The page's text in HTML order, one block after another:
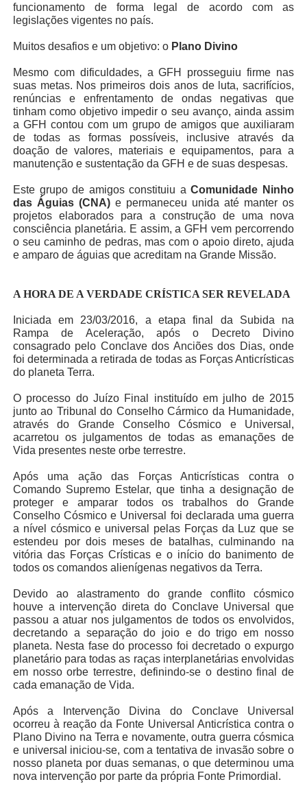
funcionamento de forma legal de acordo com as
legislações vigentes no país.
Muitos desafios e um objetivo: o Plano Divino
Mesmo com dificuldades, a GFH prosseguiu firme nas
suas metas. Nos primeiros dois anos de luta, sacrifícios,
renúncias e enfrentamento de ondas negativas que
tinham como objetivo impedir o seu avanço, ainda assim
a GFH contou com um grupo de amigos que auxiliaram
de todas as formas possíveis, inclusive através da
doação de valores, materiais e equipamentos, para a
manutenção e sustentação da GFH e de suas despesas.
Este grupo de amigos constituiu aComunidade Ninho
das Águias (CNA)e permaneceu unida até manter os
projetos elaborados para a construção de uma nova
consciência planetária. E assim, a GFH vem percorrendo
o seu caminho de pedras, mas com o apoio direto, ajuda
e amparo de águias que acreditam na Grande Missão.
A HORA DE A VERDADE CRÍSTICA SER REVELADA
Iniciada em 23/03/2016, a etapa final da Subida na
Rampa de Aceleração, após o Decreto Divino
consagrado pelo Conclave dos Anciões dos Dias, onde
foi determinada a retirada de todas as Forças Anticrísticas
do planeta Terra.
O processo do Juízo Final instituído em julho de 2015
junto ao Tribunal do Conselho Cármico da Humanidade,
através do Grande Conselho Cósmico e Universal,
acarretou os julgamentos de todas as emanações de
Vida presentes neste orbe terrestre.
Após uma ação das Forças Anticrísticas contra o
Comando Supremo Estelar, que tinha a designação de
proteger e amparar todos os trabalhos do Grande
Conselho Cósmico e Universal foi declarada uma guerra
a nível cósmico e universal pelas Forças da Luz que se
estendeu por dois meses de batalhas, culminando na
vitória das Forças Crísticas e o início do banimento de
todos os comandos alienígenas negativos da Terra.
Devido ao alastramento do grande conflito cósmico
houve a intervenção direta do Conclave Universal que
passou a atuar nos julgamentos de todos os envolvidos,
decretando a separação do joio e do trigo em nosso
planeta. Nesta fase do processo foi decretado o expurgo
planetário para todas as raças interplanetárias envolvidas
em nosso orbe terrestre, definindo-se o destino final de
cada emanação de Vida.
Após a Intervenção Divina do Conclave Universal
ocorreu à reação da Fonte Universal Anticrística contra o
Plano Divino na Terra e novamente, outra guerra cósmica
e universal iniciou-se, com a tentativa de invasão sobre o
nosso planeta por duas semanas, o que determinou uma
nova intervenção por parte da própria Fonte Primordial.